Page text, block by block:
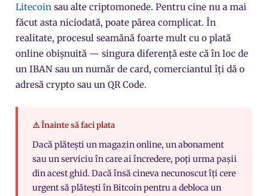
Litecoin sau alte criptomonede. Pentru cine nu a mai
făcut asta niciodată, poate părea complicat. În
realitate, procesul seamănă foarte mult cu o plată
online obișnuită — singura diferență este că în loc de
un IBAN sau un număr de card, comerciantul îți dă o
adresă crypto sau un QR Code.
⚠️ Înainte să faci plata
Dacă plătești un magazin online, un abonament
sau un serviciu în care ai încredere, poți urma pașii
din acest ghid. Dacă însă cineva necunoscut îți cere
urgent să plătești în Bitcoin pentru a debloca un